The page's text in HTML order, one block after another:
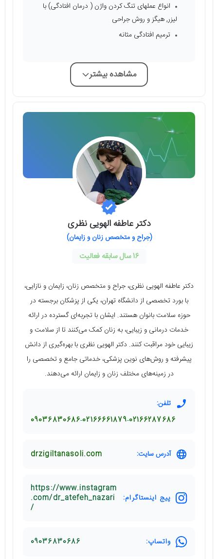
انواع عملهای تنگ کردن واژن ( درمان افتادگی) با
لیزر, هیگز و روش جراحی
ترمیم افتادگی مثانه
مشاهده بیشتر
دکتر عاطفه الهویی نظری
(جراح و متخصص زنان و زایمان)
16 سال سابقه فعالیت
دکتر عاطفه الهویی نظری، جراح و متخصص زنان، زایمان و نازایی،
با بورد تخصصی از دانشگاه تهران، یکی از پزشکان برجسته در
حوزه سلامت بانوان هستند. ایشان با تجربه‌ای گسترده در ارائه
خدمات درمانی و زیبایی، به زنان کمک می‌کنند تا از سلامت و
زیبایی خود مراقبت کنند. دکتر الهویی نظری با بهره‌گیری از دانش
پیشرفته و روش‌های نوین پزشکی، خدماتی جامع و تخصصی را
در زمینه‌های مختلف زنان و زایمان ارائه می‌دهند.
تلفن:
02166287686
02166661879
09036830686
آدرس سایت: drzigiltanasoli.com
پیج اینستاگرام:
https://www.instagram
.com/dr_atefeh_nazari
/
واتساپ: 09036830686